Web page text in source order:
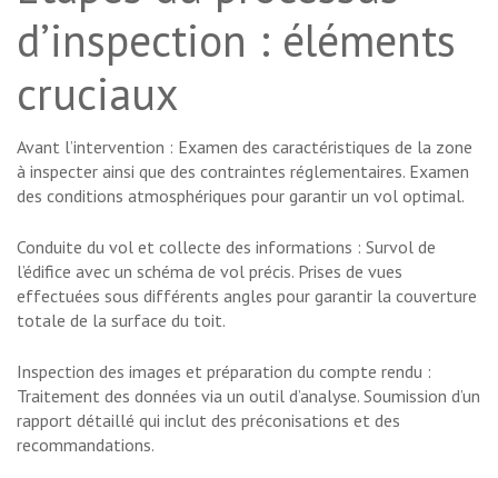
d’inspection : éléments
cruciaux
Avant l’intervention : Examen des caractéristiques de la zone
à inspecter ainsi que des contraintes réglementaires. Examen
des conditions atmosphériques pour garantir un vol optimal.
Conduite du vol et collecte des informations : Survol de
l’édifice avec un schéma de vol précis. Prises de vues
effectuées sous différents angles pour garantir la couverture
totale de la surface du toit.
Inspection des images et préparation du compte rendu :
Traitement des données via un outil d’analyse. Soumission d’un
rapport détaillé qui inclut des préconisations et des
recommandations.